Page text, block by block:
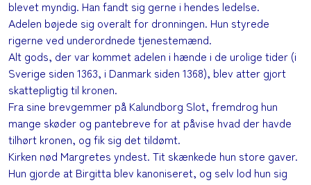
blevet myndig. Han fandt sig gerne i hendes ledelse.
Adelen bøjede sig overalt for dronningen. Hun styrede
rigerne ved underordnede tjenestemænd.
Alt gods, der var kommet adelen i hænde i de urolige tider (i
Sverige siden 1363, i Danmark siden 1368), blev atter gjort
skattepligtig til kronen.
Fra sine brevgemmer på Kalundborg Slot, fremdrog hun
mange skøder og pantebreve for at påvise hvad der havde
tilhørt kronen, og fik sig det tildømt.
Kirken nød Margretes yndest. Tit skænkede hun store gaver.
Hun gjorde at Birgitta blev kanoniseret, og selv lod hun sig